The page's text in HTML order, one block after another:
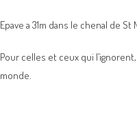
Epave a 31m dans le chenal de St
Pour celles et ceux qui
monde.